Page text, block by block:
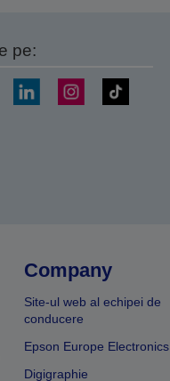
pe:
Company
Site-ul web al echipei de
conducere
Epson Europe Electronics
Digigraphie